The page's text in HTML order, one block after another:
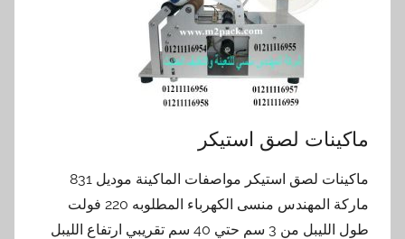
ماكينات لصق استيكر
ماكينات لصق استيكر مواصفات الماكينة موديل 831
ماركة المهندس منسى الكهرباء المطلوبه 220 فولت
طول الليبل من 3 سم حتي 40 سم تقريبي ارتفاع الليبل